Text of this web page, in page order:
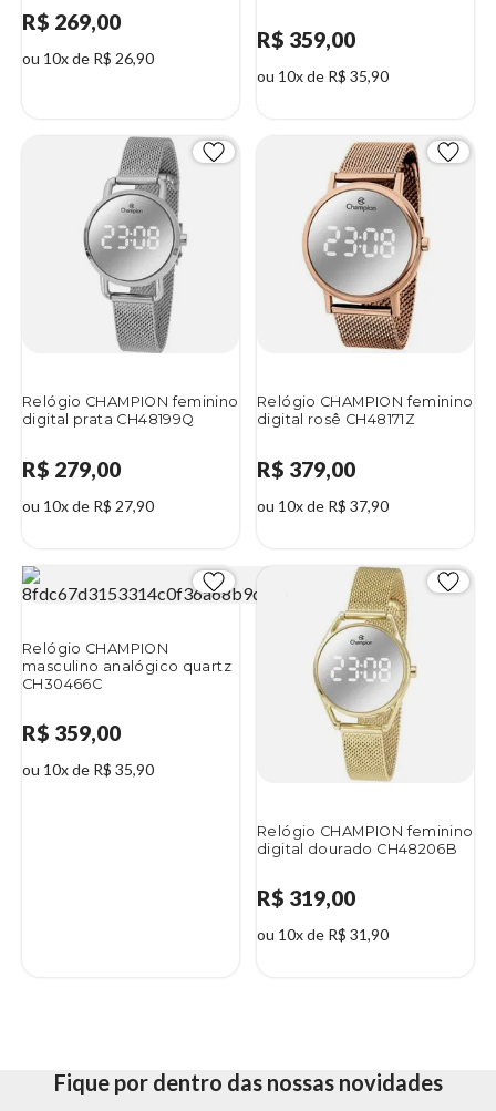
R$ 269,00
ou 10x de R$ 26,90
R$ 359,00
ou 10x de R$ 35,90
Relógio CHAMPION feminino
digital prata CH48199Q
R$ 279,00
ou 10x de R$ 27,90
Relógio CHAMPION feminino
digital rosê CH48171Z
R$ 379,00
ou 10x de R$ 37,90
Relógio CHAMPION
masculino analógico quartz
CH30466C
R$ 359,00
ou 10x de R$ 35,90
Relógio CHAMPION feminino
digital dourado CH48206B
R$ 319,00
ou 10x de R$ 31,90
Fique por dentro das nossas novidades